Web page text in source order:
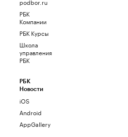
РБК
Компании
РБК Курсы
Школа
управления
РБК
РБК
Новости
iOS
Android
AppGallery